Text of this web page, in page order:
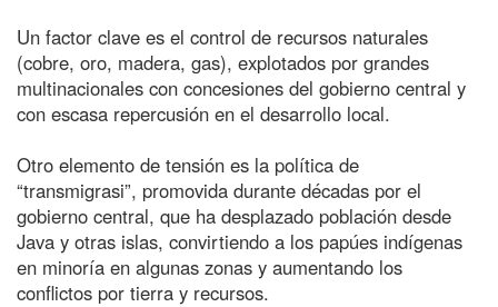
Un factor clave es el control de recursos naturales
(cobre, oro, madera, gas), explotados por grandes
multinacionales con concesiones del gobierno central y
con escasa repercusión en el desarrollo local.
Otro elemento de tensión es la política de
“transmigrasi”, promovida durante décadas por el
gobierno central, que ha desplazado población desde
Java y otras islas, convirtiendo a los papúes indígenas
en minoría en algunas zonas y aumentando los
conflictos por tierra y recursos.